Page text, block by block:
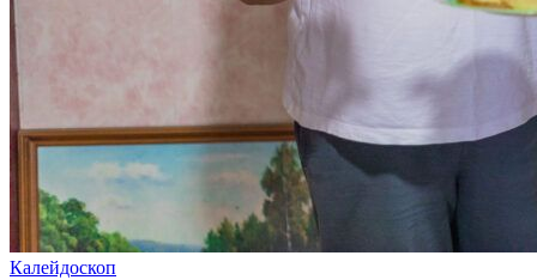
Калейдоскоп